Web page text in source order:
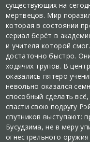
существующих на
мертвецов. Мир
которая в состоянии
сериал берёт в
и учителя которой
достаточно быстро.
ходячих трупов. В
оказались пятеро
невольно оказался
способный сделать
спасти свою подругу
спутников выступают:
Бусудзима, не в меру
огнестрельного